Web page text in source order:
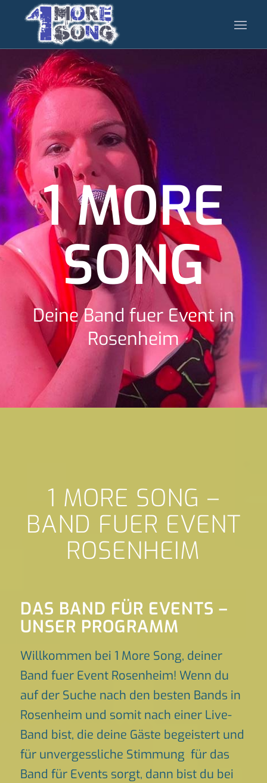
1 MORE
SONG
Deine Band fuer Event in
Rosenheim
1 MORE SONG –
BAND FUER EVENT
ROSENHEIM
DAS BAND FÜR EVENTS –
UNSER PROGRAMM
Willkommen bei 1 More Song, deiner
Band fuer Event Rosenheim! Wenn du
auf der Suche nach den besten Bands in
Rosenheim und somit nach einer Live-
Band bist, die deine Gäste begeistert und
für unvergessliche Stimmung für das
Band für Events sorgt, dann bist du bei